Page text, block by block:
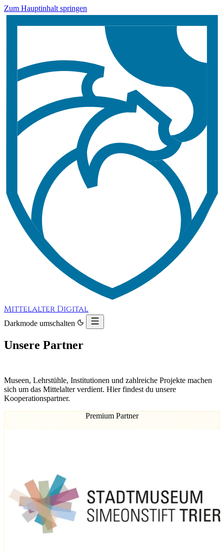
Zum Hauptinhalt springen
Mittelalter Digital
Darkmode umschalten
Unsere Partner
Museen, Lehrstühle, Institutionen und zahlreiche Projekte machen
sich um das Mittelalter verdient. Hier findest du unsere
Kooperationspartner.
Premium Partner